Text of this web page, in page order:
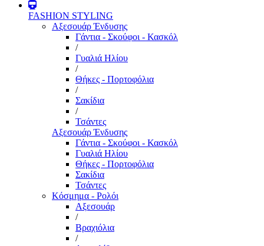
FASHION STYLING
Αξεσουάρ Ένδυσης
Γάντια - Σκούφοι - Κασκόλ
/
Γυαλιά Ηλίου
/
Θήκες - Πορτοφόλια
/
Σακίδια
/
Τσάντες
Αξεσουάρ Ένδυσης
Γάντια - Σκούφοι - Κασκόλ
Γυαλιά Ηλίου
Θήκες - Πορτοφόλια
Σακίδια
Τσάντες
Κόσμημα - Ρολόι
Αξεσουάρ
/
Βραχιόλια
/